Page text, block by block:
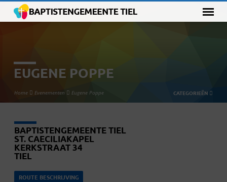
EUGENE POPPE
Home Evenementen Eugene Poppe CATEGORIEËN
BAPTISTENGEMEENTE TIEL
ST. CAECILIAKAPEL
KERKSTRAAT 34
TIEL
ROUTE BESCHRIJVING